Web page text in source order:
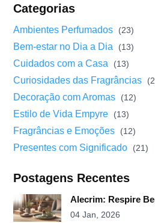
Categorias
Ambientes Perfumados (23)
Bem-estar no Dia a Dia (13)
Cuidados com a Casa (13)
Curiosidades das Fragrâncias
Decoração com Aromas (12)
Estilo de Vida Empyre (13)
Fragrâncias e Emoções (12)
Presentes com Significado (21)
Postagens Recentes
Alecrim: Respire
04 Jan, 2026